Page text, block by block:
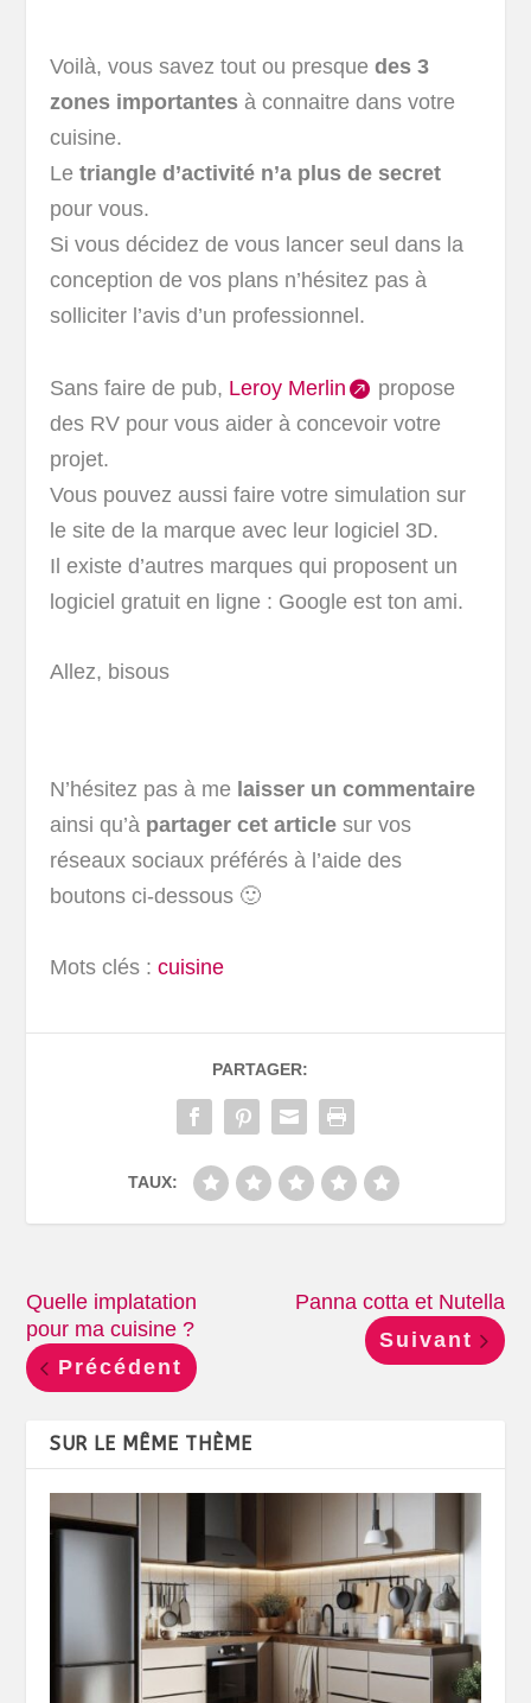
Voilà, vous savez tout ou presque des 3
zones importantes à connaitre dans votre
cuisine.
Letriangle d’activité n’a plus de secret
pour vous.
Si vous décidez de vous lancer seul dans la
conception de vos plans n’hésitez pas à
solliciter l’avis d’un professionnel.
Sans faire de pub, Leroy Merlin
propose
des RV pour vous aider à concevoir votre
projet.
Vous pouvez aussi faire votre simulation sur
le site de la marque avec leur logiciel 3D.
Il existe d’autres marques qui proposent un
logiciel gratuit en ligne : Google est ton ami.
Allez, bisous
N’hésitez pas à me laisser un commentaire
ainsi qu’à partager cet article sur vos
réseaux sociaux préférés à l’aide des
boutons ci-dessous 🙂
Mots clés : cuisine
PARTAGER:
TAUX:
Quelle implatation
pour ma cuisine ?
Précédent
Panna cotta et Nutella
Suivant
SUR LE MÊME THÈME